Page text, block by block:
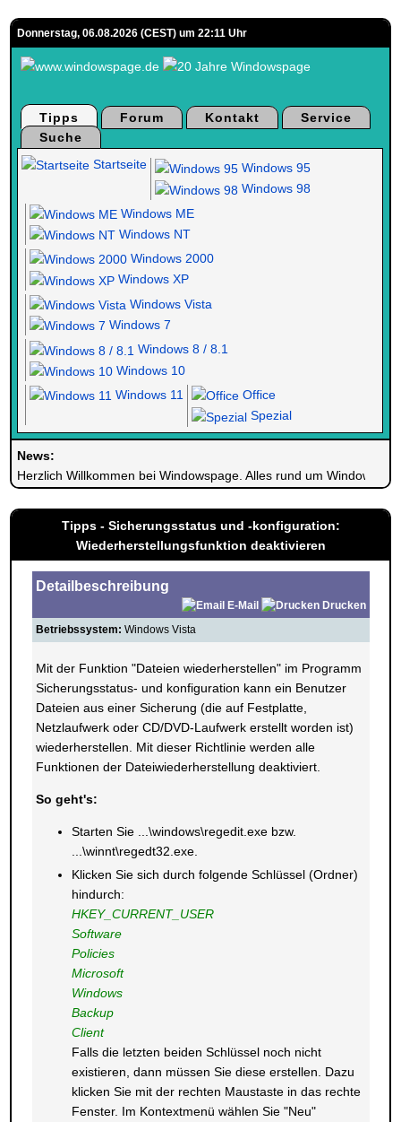
Donnerstag, 06.08.2026 (CEST) um 22:11 Uhr
Tipps Forum Kontakt
Service
Suche
Startseite
Windows 95
Windows 98
Windows ME
Windows NT
Windows 2000
Windows XP
Windows Vista
Windows 7
Windows 8 / 8.1
Windows 10
Windows 11
Office
Spezial
News:
Herzlich Willkommen bei Windowspage. Alles rund um Windows.
Tipps - Sicherungsstatus und -konfiguration:
Wiederherstellungsfunktion deaktivieren
Detailbeschreibung
E-Mail
Drucken
Betriebssystem: Windows Vista
Mit der Funktion "Dateien wiederherstellen" im Programm
Sicherungsstatus- und konfiguration kann ein Benutzer
Dateien aus einer Sicherung (die auf Festplatte,
Netzlaufwerk oder CD/DVD-Laufwerk erstellt worden ist)
wiederherstellen. Mit dieser Richtlinie werden alle
Funktionen der Dateiwiederherstellung deaktiviert.
So geht's:
Starten Sie ...\windows\regedit.exe bzw.
...\winnt\regedt32.exe.
Klicken Sie sich durch folgende Schlüssel (Ordner)
hindurch:
HKEY_CURRENT_USER
Software
Policies
Microsoft
Windows
Backup
Client
Falls die letzten beiden Schlüssel noch nicht
existieren, dann müssen Sie diese erstellen. Dazu
klicken Sie mit der rechten Maustaste in das rechte
Fenster. Im Kontextmenü wählen Sie "Neu"